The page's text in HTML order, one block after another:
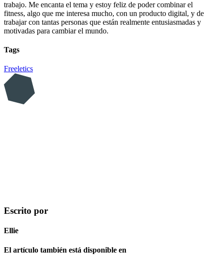
trabajo. Me encanta el tema y estoy feliz de poder combinar el
fitness, algo que me interesa mucho, con un producto digital, y de
trabajar con tantas personas que están realmente entusiasmadas y
motivadas para cambiar el mundo.
Tags
Freeletics
Escrito por
Ellie
El artículo también está disponible en